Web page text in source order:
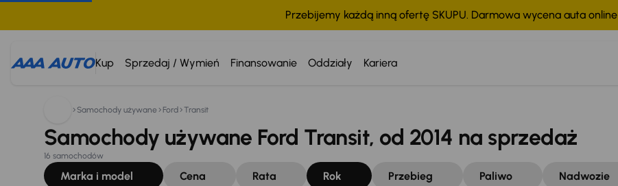
Przebijemy każdą inną ofertę SKUPU. Darmowa wycena auta online
Kup Sprzedaj / Wymień Finansowanie Oddziały Kariera
Szukam: Anuluj wszystko
Samochody używane Ford Transit
Samochody używane Ford Transit, od 2014 na sprzedaż
16 samochodów
Marka i model Cena Rata Rok Przebieg Paliwo Nadwozie